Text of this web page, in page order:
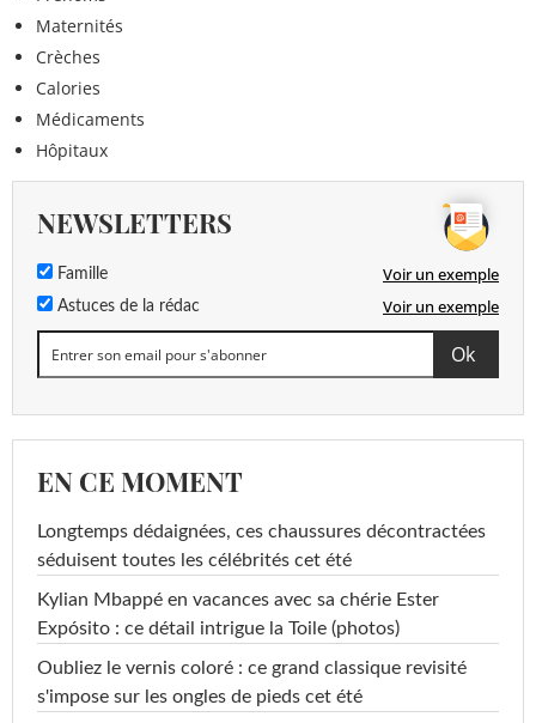
Maternités
Crèches
Calories
Médicaments
Hôpitaux
NEWSLETTERS
Famille Voir un exemple
Astuces de la rédac Voir un exemple
EN CE MOMENT
Longtemps dédaignées, ces chaussures décontractées
séduisent toutes les célébrités cet été
Kylian Mbappé en vacances avec sa chérie Ester
Expósito : ce détail intrigue la Toile (photos)
Oubliez le vernis coloré : ce grand classique revisité
s'impose sur les ongles de pieds cet été